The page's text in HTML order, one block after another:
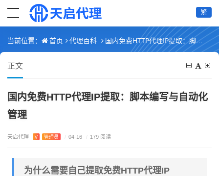
繁
当前位置： 首页 代理百科 国内免费HTTP代理IP提取：脚本编写与自动化管理
正文
国内免费HTTP代理IP提取：脚本编写与自动化
管理
天启代理 V 管理员 / 04-16 / 179 阅读
为什么需要自己提取免费HTTP代理IP